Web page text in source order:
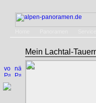
Mein Lachtal-